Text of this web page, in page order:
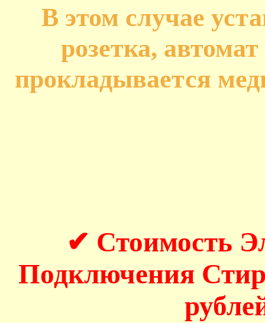
В этом случае
розетка,
прокладывается
✔ Стоимость
Подключения